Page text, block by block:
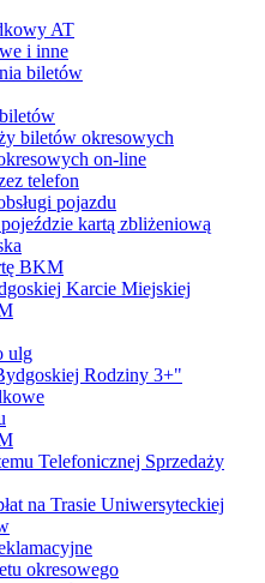
AT
i inne
biletów
biletów okresowych
on-line
telefon
pojazdu
kartą zbliżeniową
BKM
Karcie Miejskiej
ulg
Rodziny 3+"
Telefonicznej Sprzedaży
na Trasie Uniwersyteckiej
okresowego